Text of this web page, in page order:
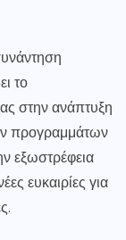
το
στην ανάπτυξη
προγραμμάτων
εξωστρέφεια
ευκαιρίες για